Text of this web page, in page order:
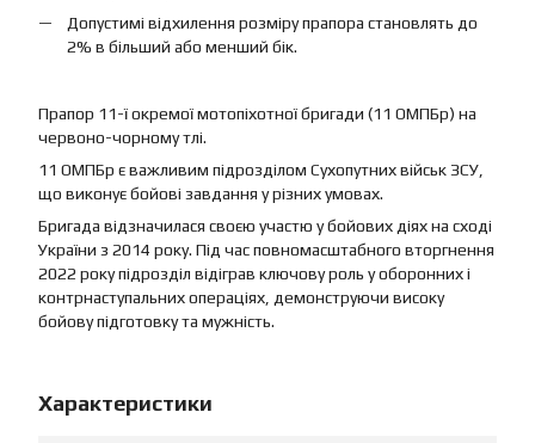
Допустимі відхилення розміру прапора становлять до
2% в більший або менший бік.
Прапор 11-ї окремої мотопіхотної бригади (11 ОМПБр) на
червоно-чорному тлі.
11 ОМПБр є важливим підрозділом Сухопутних військ ЗСУ,
що виконує бойові завдання у різних умовах.
Бригада відзначилася своєю участю у бойових діях на сході
України з 2014 року. Під час повномасштабного вторгнення
2022 року підрозділ відіграв ключову роль у оборонних і
контрнаступальних операціях, демонструючи високу
бойову підготовку та мужність.
Характеристики